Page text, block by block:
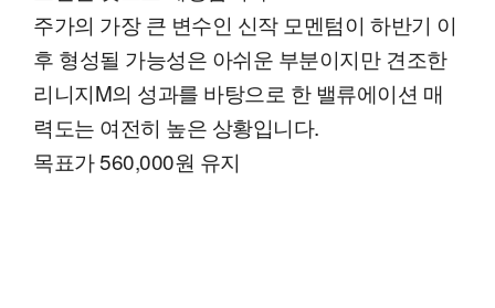
주가의 가장 큰 변수인 신작 모멘텀이 하반기 이
후 형성될 가능성은 아쉬운 부분이지만 견조한
리니지M의 성과를 바탕으로 한 밸류에이션 매
력도는 여전히 높은 상황입니다.
목표가 560,000원 유지